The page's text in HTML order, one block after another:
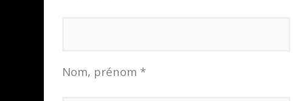
Nom, prénom *